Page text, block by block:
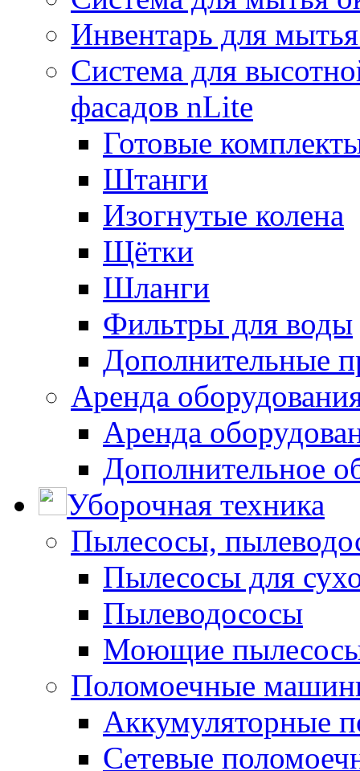
Инвентарь для
Система для
фасадов nLite
Готовые
Штанги
Изогнутые колена
Щётки
Шланги
Фильтры для воды
Дополнительные
Аренда
Аренда
Дополнительное
Уборочная техника
Пылесосы,
Пылесосы для
Пылеводососы
Моющие пылесосы
Поломоечные
Аккумуляторные
Сетевые